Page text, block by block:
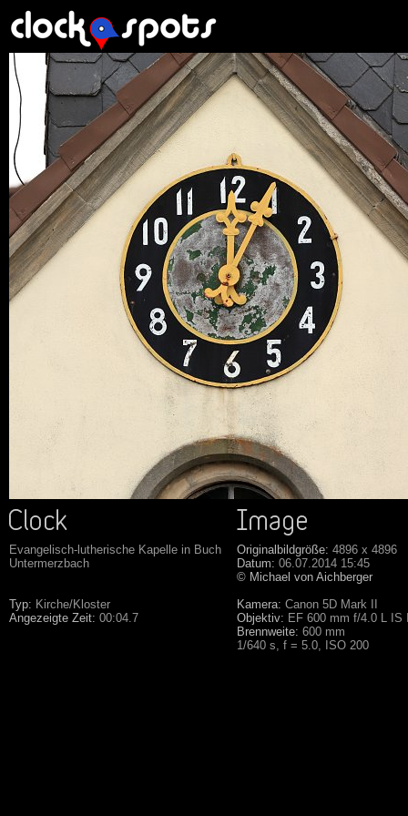
Evangelisch-lutherische Kapelle in Buch
Untermerzbach
Typ: Kirche/Kloster
Angezeigte Zeit: 00:04.7
Originalbildgröße: 4896 x 4896
Datum: 06.07.2014 15:45
© Michael von Aichberger
Kamera: Canon 5D Mark II
Objektiv: EF 600 mm f/4.0 L IS
Brennweite: 600 mm
1/640 s, f = 5.0, ISO 200